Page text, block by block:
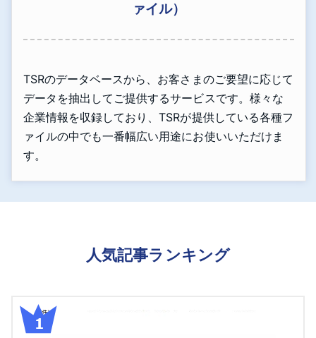
ァイル）
TSRのデータベースから、お客さまのご要望に応じて
データを抽出してご提供するサービスです。様々な
企業情報を収録しており、TSRが提供している各種フ
ァイルの中でも一番幅広い用途にお使いいただけま
す。
人気記事ランキング